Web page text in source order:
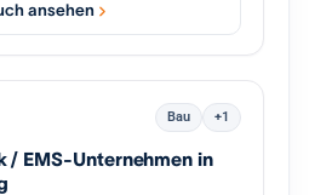
ansehen
Bau +1
/ EMS-Unternehmen in